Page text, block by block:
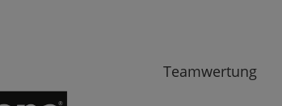
Teamwertung